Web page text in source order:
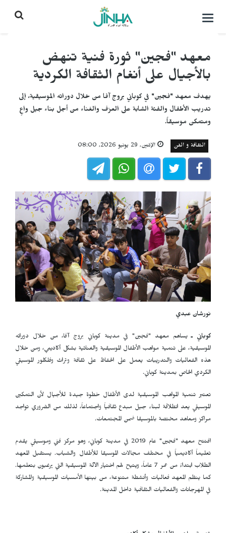
التحكم
معهد "فجين" ثورة فنية تنهض
بالأجيال على أنغام الثقافة الكردية
يهدف معهد "فجين" في كوباني بروج آفا من خلال دوراته الموسيقية، إلى
تدريب الأطفال والفئة الشابة على العزف والغناء من أجل بناء جيل واعٍ
ومتمكن موسيقاً.
الثقافة و الفن الإثنين, 29 يونيو 2026, 08:00
نورشان عبدي
كوباني ـيساهم معهد "فجين" في مدينة كوباني بروج آفا، من خلال دوراته
الموسيقية، على تنمية مواهب الأطفال الموسيقية والغنائية بشكل أكاديمي، ومن خلال
هذه الفعاليات والتدريبات يعمل على الحفاظ على ثقافة وتراث وفلكلور الموسيقي
الكردي الخاص بمدينة كوباني.
تعتبر تنمية المواهب الموسيقية لدى الأطفال خطوة جيدة للأجيال لأن التمكين
الموسيقي يعد انطلاقة لبناء جيل مبدع ثقافياً واجتماعاً، لذلك من الضروري تواجد
مراكز ومعاهد مختصة بالموسيقا ضمن المجتمعات.
افتتح معهد "فجين" عام 2019 في مدينة كوباني، وهو مركز فني وموسيقي يقدم
تعليماً أكاديمياً في مختلف مجالات الموسيقا للأطفال والشباب. يستقبل المعهد
الطلاب ابتداءً من عمر 7 عاماً، ويتيح لهم اختيار الآلة الموسيقية التي يرغبون بتعلمها.
كما ينظم المعهد فعاليات وأنشطة متنوعة، من بينها الأمسيات الموسيقية والمشاركة
في المهرجانات والفعاليات الثقافية داخل المدينة.